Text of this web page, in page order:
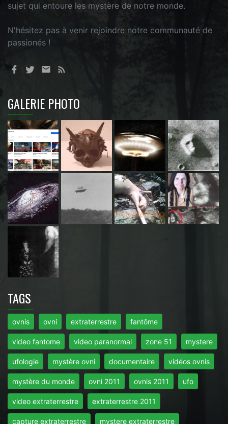
sujet qui entoure les mystère de notre monde.
N'hésitez pas à venir rejoindre notre communauté de
passionés !
GALERIE PHOTO
TAGS
ovnis ovni extraterrestre fantôme
video fantome video paranormal zone 51 mystere
ufologie mystère ovni documentaire vidéos ovnis
mystère du monde ovni 2011 ovnis 2011 ufo
video extraterrestre extraterrestre 2011
capture extraterrestre mystere extraterrestre